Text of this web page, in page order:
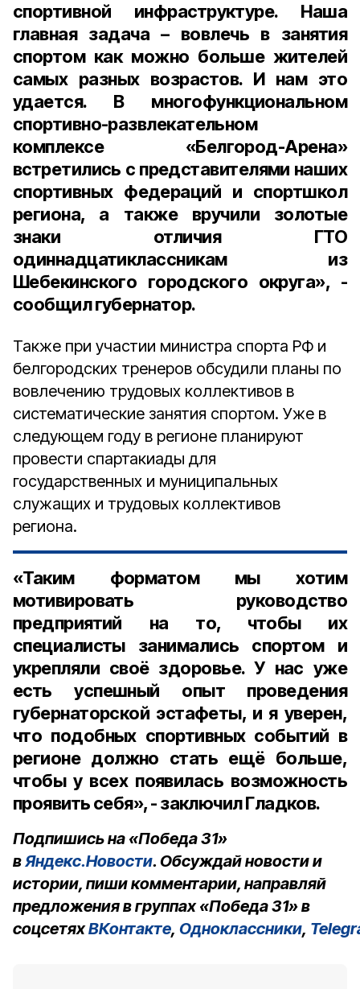
спортивной инфраструктуре. Наша
главная задача – вовлечь в занятия
спортом как можно больше жителей
самых разных возрастов. И нам это
удается. В многофункциональном
спортивно-развлекательном
комплексе «Белгород-Арена»
встретились с представителями наших
спортивных федераций и спортшкол
региона, а также вручили золотые
знаки отличия ГТО
одиннадцатиклассникам из
Шебекинского городского округа», -
сообщил губернатор.
Также при участии министра спорта РФ и
белгородских тренеров обсудили планы по
вовлечению трудовых коллективов в
систематические занятия спортом. Уже в
следующем году в регионе планируют
провести спартакиады для
государственных и муниципальных
служащих и трудовых коллективов
региона.
«Таким форматом мы хотим
мотивировать руководство
предприятий на то, чтобы их
специалисты занимались спортом и
укрепляли своё здоровье. У нас уже
есть успешный опыт проведения
губернаторской эстафеты, и я уверен,
что подобных спортивных событий в
регионе должно стать ещё больше,
чтобы у всех появилась возможность
проявить себя», - заключил Гладков.
Подпишись на «Победа 31»
вЯндекс.Новости. Обсуждай новости и
истории, пиши комментарии, направляй
предложения в группах «Победа 31» в
соцсетяхВКонтакте, Одноклассники,